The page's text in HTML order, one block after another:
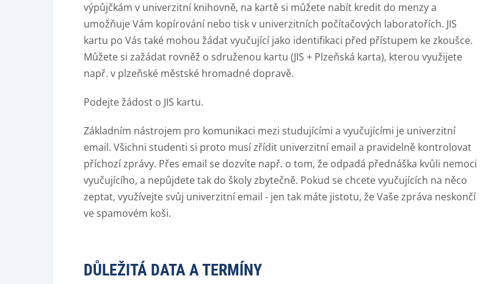
výpůjčkám v univerzitní knihovně, na kartě si můžete nabít kredit do menzy a
umožňuje Vám kopírování nebo tisk v univerzitních počítačových laboratořích. JIS
kartu po Vás také mohou žádat vyučující jako identifikaci před přístupem ke zkoušce.
Můžete si zažádat rovněž o sdruženou kartu (JIS + Plzeňská karta), kterou využijete
např. v plzeňské městské hromadné dopravě.
Podejte žádost o JIS kartu.
Základním nástrojem pro komunikaci mezi studujícími a vyučujícími je univerzitní
email. Všichni studenti si proto musí zřídit univerzitní email a pravidelně kontrolovat
příchozí zprávy. Přes email se dozvíte např. o tom, že odpadá přednáška kvůli nemoci
vyučujícího, a nepůjdete tak do školy zbytečně. Pokud se chcete vyučujících na něco
zeptat, využívejte svůj univerzitní email - jen tak máte jistotu, že Vaše zpráva neskončí
ve spamovém koši.
DŮLEŽITÁ DATA A TERMÍNY